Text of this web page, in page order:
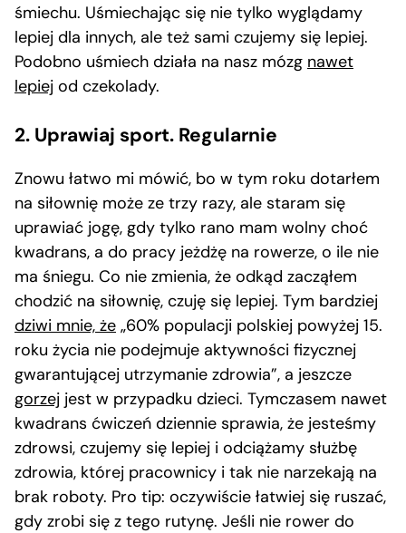
śmiechu. Uśmiechając się nie tylko wyglądamy
lepiej dla innych, ale też sami czujemy się lepiej.
Podobno uśmiech działa na nasz mózg nawet
lepiej od czekolady.
2. Uprawiaj sport. Regularnie
Znowu łatwo mi mówić, bo w tym roku dotarłem
na siłownię może ze trzy razy, ale staram się
uprawiać jogę, gdy tylko rano mam wolny choć
kwadrans, a do pracy jeżdżę na rowerze, o ile nie
ma śniegu. Co nie zmienia, że odkąd zacząłem
chodzić na siłownię, czuję się lepiej. Tym bardziej
dziwi mnie, że „60% populacji polskiej powyżej 15.
roku życia nie podejmuje aktywności fizycznej
gwarantującej utrzymanie zdrowia”, a jeszcze
gorzej jest w przypadku dzieci. Tymczasem nawet
kwadrans ćwiczeń dziennie sprawia, że jesteśmy
zdrowsi, czujemy się lepiej i odciążamy służbę
zdrowia, której pracownicy i tak nie narzekają na
brak roboty. Pro tip: oczywiście łatwiej się ruszać,
gdy zrobi się z tego rutynę. Jeśli nie rower do